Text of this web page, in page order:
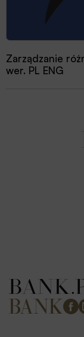
Zarządzanie
wer. PL ENG